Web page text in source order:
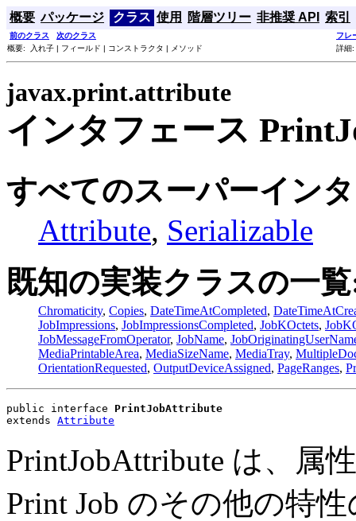
概要 パッケージ クラス 使用 階層ツリー 非推奨 API 索引
前のクラス 次のクラス
フレ
概要: 入れ子 | フィールド | コンストラクタ | メソッド
詳細
javax.print.attribute
インタフェース
すべてのスーパーイン
Attribute, Serializable
既知の実装クラスの一
Chromaticity, Copies, DateTimeAtCompleted,
JobImpressions, JobImpressionsCompleted, JobKOctets,
JobMessageFromOperator, JobName,
MediaPrintableArea, MediaSizeName, MediaTray,
OrientationRequested, OutputDeviceAssigned, PageRanges,
public interface PrintJobAttribute
extends Attribute
PrintJobAttribute は、属
Print Job のその他の特